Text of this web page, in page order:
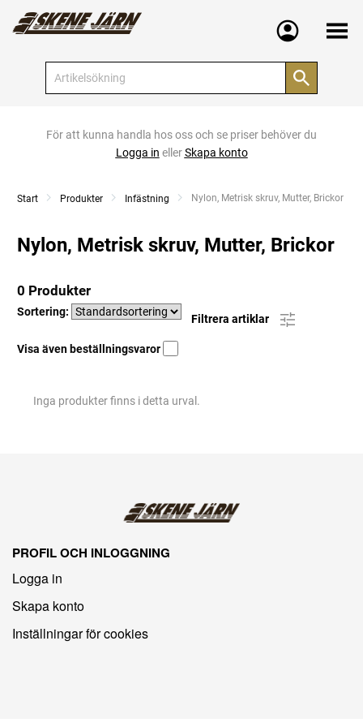
Meny
För att kunna handla hos oss och se priser behöver du
Logga in ellerSkapa konto
Start Produkter Infästning Current:
Nylon, Metrisk skruv, Mutter, Brickor
Nylon, Metrisk skruv, Mutter, Brickor
0 Produkter
Sortering:
Filtrera artiklar
Visa även beställningsvaror
Inga produkter finns i detta urval.
PROFIL OCH INLOGGNING
Logga in
Skapa konto
Inställningar för cookies